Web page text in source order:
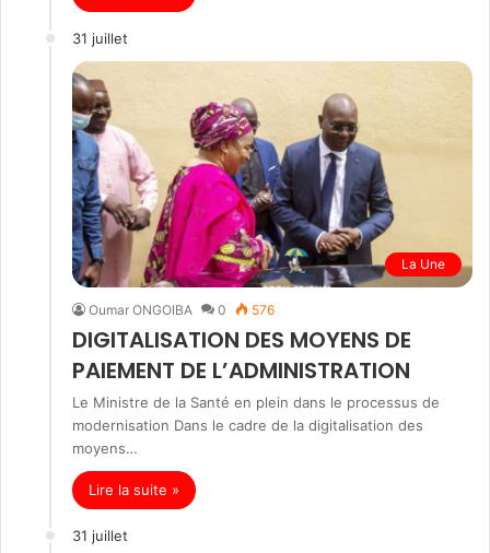
31 juillet
La Une
Oumar ONGOIBA 0 576
DIGITALISATION DES MOYENS DE
PAIEMENT DE L’ADMINISTRATION
Le Ministre de la Santé en plein dans le processus de
modernisation Dans le cadre de la digitalisation des
moyens…
Lire la suite »
31 juillet